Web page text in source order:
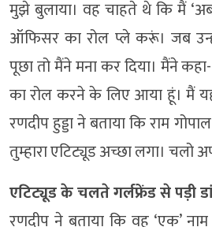
मुझे बुलाया। वह चाहते थे कि मैं
ऑफिसर का रोल प्ले करूं। जब
पूछा तो मैंने मना कर दिया। मैंने
का रोल करने के लिए आया हूं। मैं
रणदीप हुड्डा ने बताया कि राम
तुम्हारा एटिट्यूड अच्छा लगा। चलो
एटिट्यूड के चलते गर्लफ्रेंड से पड़ी